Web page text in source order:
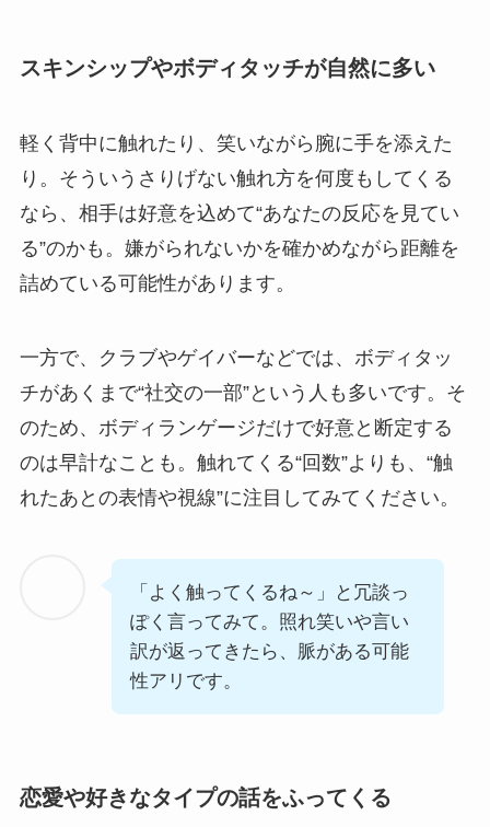
スキンシップやボディタッチが自然に多い
軽く背中に触れたり、笑いながら腕に手を添えた
り。そういうさりげない触れ方を何度もしてくる
なら、相手は好意を込めて“あなたの反応を見てい
る”のかも。嫌がられないかを確かめながら距離を
詰めている可能性があります。
一方で、クラブやゲイバーなどでは、ボディタッ
チがあくまで“社交の一部”という人も多いです。そ
のため、ボディランゲージだけで好意と断定する
のは早計なことも。触れてくる“回数”よりも、“触
れたあとの表情や視線”に注目してみてください。
「よく触ってくるね～」と冗談っ
ぽく言ってみて。照れ笑いや言い
訳が返ってきたら、脈がある可能
性アリです。
恋愛や好きなタイプの話をふってくる